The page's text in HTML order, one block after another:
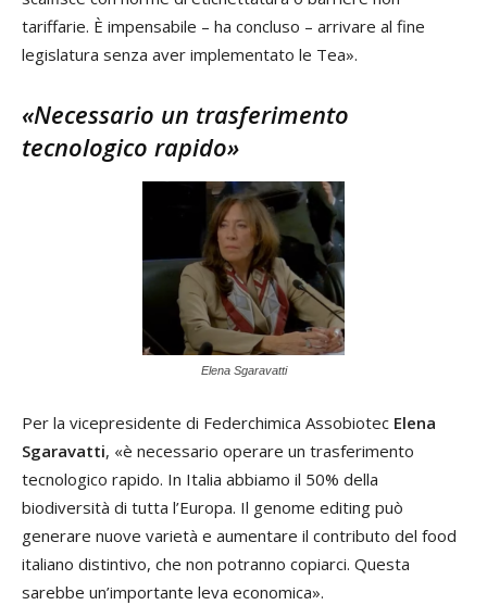
tariffarie. È impensabile – ha concluso – arrivare al fine
legislatura senza aver implementato le Tea».
«Necessario un trasferimento
tecnologico rapido»
Elena Sgaravatti
Per la vicepresidente di Federchimica Assobiotec Elena
Sgaravatti, «è necessario operare un trasferimento
tecnologico rapido. In Italia abbiamo il 50% della
biodiversità di tutta l’Europa. Il genome editing può
generare nuove varietà e aumentare il contributo del food
italiano distintivo, che non potranno copiarci. Questa
sarebbe un’importante leva economica».